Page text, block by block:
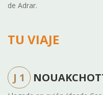
de Adrar.
TU VIAJE
J 1